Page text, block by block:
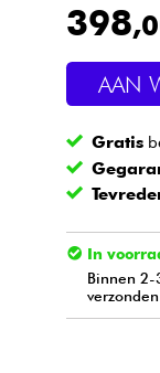
Live
Kabels
398
AAN
Gratis
In
Binnen 2-
verzonden